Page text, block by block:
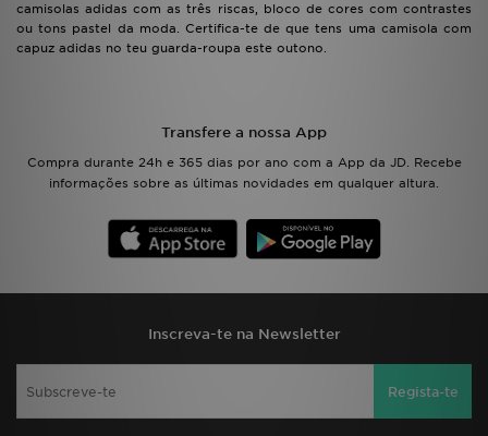
camisolas adidas com as três riscas, bloco de cores com contrastes
ou tons pastel da moda. Certifica-te de que tens uma camisola com
capuz adidas no teu guarda-roupa este outono.
Transfere a nossa App
Compra durante 24h e 365 dias por ano com a App da JD. Recebe
informações sobre as últimas novidades em qualquer altura.
Inscreva-te na Newsletter
Regista-te